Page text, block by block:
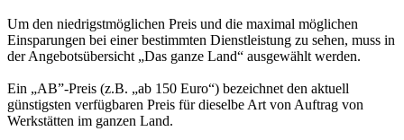
Um den niedrigstmöglichen Preis und die maximal möglichen
Einsparungen bei einer bestimmten Dienstleistung zu sehen, muss in
der Angebotsübersicht „Das ganze Land“ ausgewählt werden.
Ein „AB”-Preis (z.B. „ab 150 Euro“) bezeichnet den aktuell
günstigsten verfügbaren Preis für dieselbe Art von Auftrag von
Werkstätten im ganzen Land.